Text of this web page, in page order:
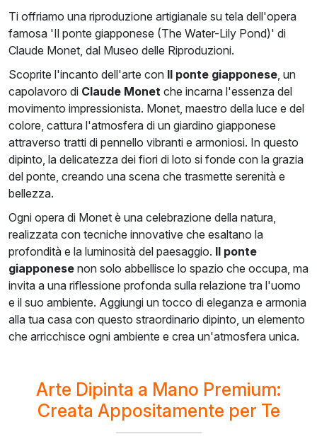
Ti offriamo una riproduzione artigianale su tela dell'opera
famosa 'Il ponte giapponese (The Water-Lily Pond)' di
Claude Monet, dal Museo delle Riproduzioni.
Scoprite l'incanto dell'arte con Il ponte giapponese, un
capolavoro di Claude Monet che incarna l'essenza del
movimento impressionista. Monet, maestro della luce e del
colore, cattura l'atmosfera di un giardino giapponese
attraverso tratti di pennello vibranti e armoniosi. In questo
dipinto, la delicatezza dei fiori di loto si fonde con la grazia
del ponte, creando una scena che trasmette serenità e
bellezza.
Ogni opera di Monet è una celebrazione della natura,
realizzata con tecniche innovative che esaltano la
profondità e la luminosità del paesaggio. Il ponte
giapponese non solo abbellisce lo spazio che occupa, ma
invita a una riflessione profonda sulla relazione tra l'uomo
e il suo ambiente. Aggiungi un tocco di eleganza e armonia
alla tua casa con questo straordinario dipinto, un elemento
che arricchisce ogni ambiente e crea un'atmosfera unica.
Arte Dipinta a Mano Premium:
Creata Appositamente per Te